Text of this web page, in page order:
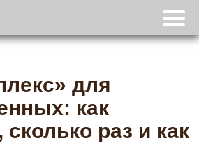
для
как
сколько раз и как